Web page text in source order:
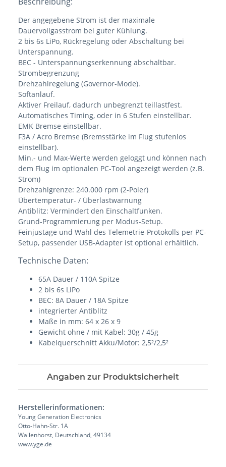
Der angegebene Strom ist der maximale
Dauervollgasstrom bei guter Kühlung.
2 bis 6s LiPo, Rückregelung oder Abschaltung bei
Unterspannung.
BEC - Unterspannungserkennung abschaltbar.
Strombegrenzung
Drehzahlregelung (Governor-Mode).
Softanlauf.
Aktiver Freilauf, dadurch unbegrenzt teillastfest.
Automatisches Timing, oder in 6 Stufen einstellbar.
EMK Bremse einstellbar.
F3A / Acro Bremse (Bremsstärke im Flug stufenlos
einstellbar).
Min.- und Max-Werte werden geloggt und können nach
dem Flug im optionalen PC-Tool angezeigt werden (z.B.
Strom)
Drehzahlgrenze: 240.000 rpm (2-Poler)
Übertemperatur- / Überlastwarnung
Antiblitz: Vermindert den Einschaltfunken.
Grund-Programmierung per Modus-Setup.
Feinjustage und Wahl des Telemetrie-Protokolls per PC-
Setup, passender USB-Adapter ist optional erhältlich.
Technische Daten:
65A Dauer / 110A Spitze
2 bis 6s LiPo
BEC: 8A Dauer / 18A Spitze
integrierter Antiblitz
Maße in mm: 64 x 26 x 9
Gewicht ohne / mit Kabel: 30g / 45g
Kabelquerschnitt Akku/Motor: 2,5²/2,5²
Angaben zur Produktsicherheit
Herstellerinformationen:
Young Generation Electronics
Otto-Hahn-Str. 1A
Wallenhorst, Deutschland, 49134
www.yge.de